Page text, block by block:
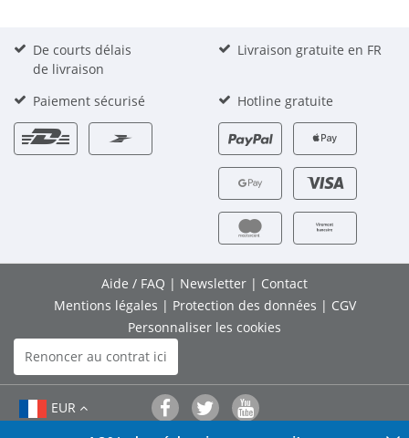
De courts délais
de livraison
Livraison gratuite en FR
Paiement sécurisé Hotline gratuite
Aide / FAQ | Newsletter | Contact
Mentions légales | Protection des données | CGV
Personnaliser les cookies
Renoncer au contrat ici
EUR